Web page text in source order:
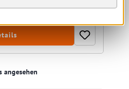
35,48 € * / 1 kg
angesehen